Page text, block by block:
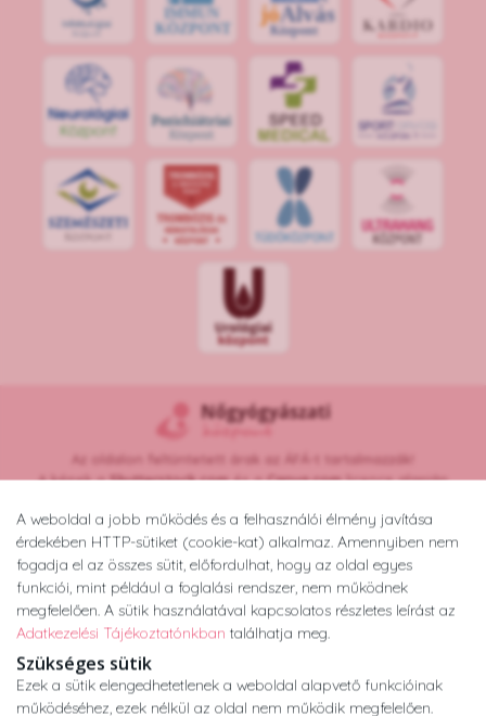
A weboldal a jobb működés és a felhasználói élmény javítása
érdekében HTTP-sütiket (cookie-kat) alkalmaz. Amennyiben nem
fogadja el az összes sütit, előfordulhat, hogy az oldal egyes
funkciói, mint például a foglalási rendszer, nem működnek
megfelelően. A sütik használatával kapcsolatos részletes leírást az
Adatkezelési Tájékoztatónkban találhatja meg.
Szükséges sütik
Ezek a sütik elengedhetetlenek a weboldal alapvető funkcióinak
működéséhez, ezek nélkül az oldal nem működik megfelelően.
IMMUN
KÖZPONT
jóAlvás
Központ
SPOR
Az oldalon feltüntetett árak az ÁFÁ-t tartalmazzák!
A képek aShutterstock.comés aCanva.comlicence alapján
Copyright © 2026 •nogyogyaszatikozpont.hu
Minden jog fenntartva.
Developed byAppon&György Nándor
Adatkezelési tájékoztató